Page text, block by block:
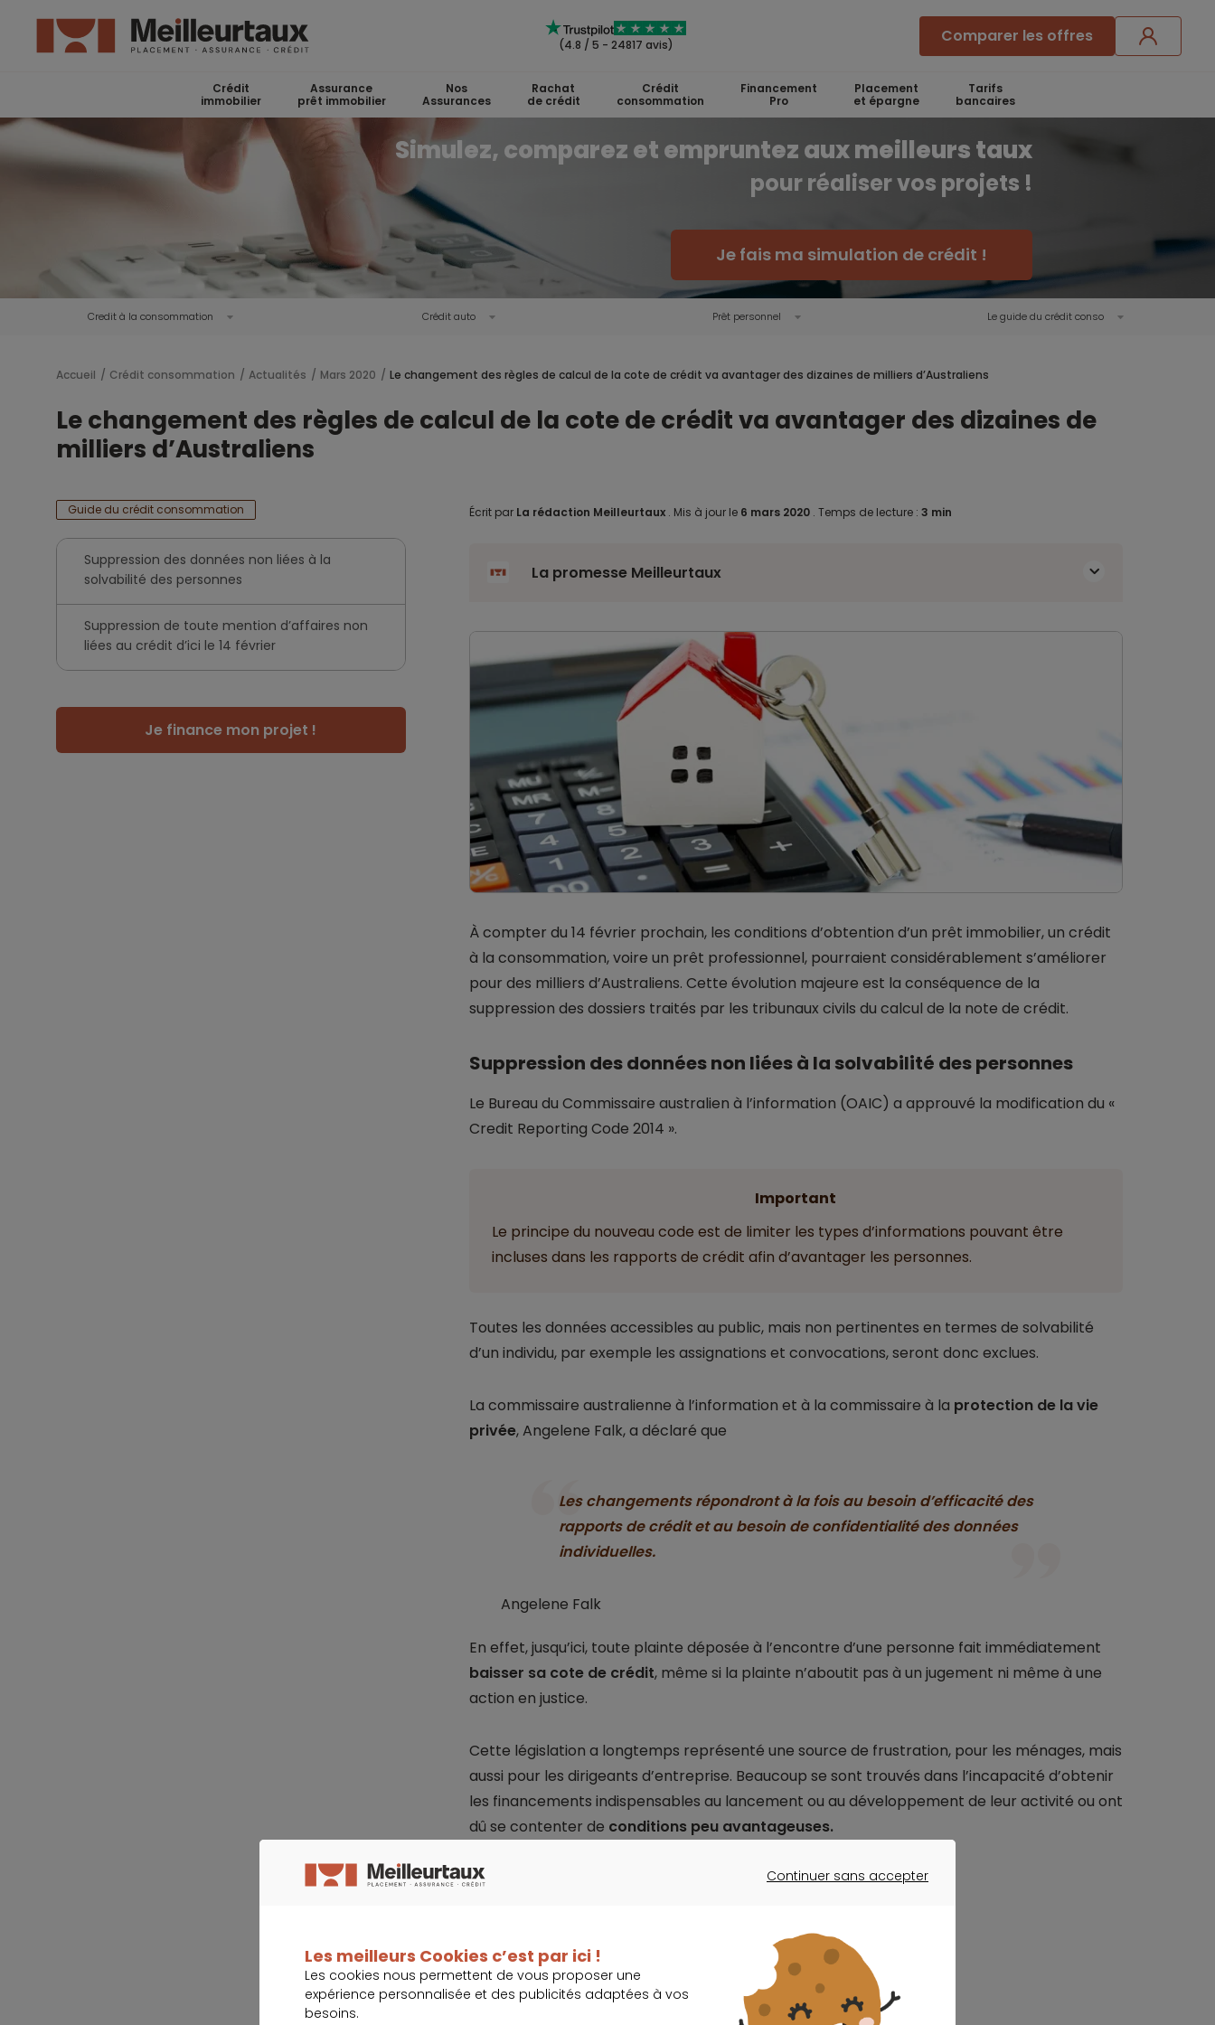
(4.8 / 5 - 24817 avis) Comparer les offres
Crédit
immobilier
Assurance
prêt immobilier
Nos
Assurances
Rachat
de crédit
Crédit
consommation
Financement
Pro
Placement
et épargne
Tarifs
bancaires
Simulez, comparez et empruntez aux meilleurs taux
pour réaliser vos projets !
Je fais ma simulation de crédit !
Credit à la consommation Crédit auto Prêt personnel Le guide du crédit conso
Accueil Crédit consommation Actualités Mars 2020 Le changement des règles de calcul de la cote de crédit va avantager des dizaines de milliers d’Australiens
Le changement des règles de calcul de la cote de crédit va avantager des dizaines de
milliers d’Australiens
Guide du crédit consommation
Suppression des données non liées à la
solvabilité des personnes
Suppression de toute mention d’affaires non
liées au crédit d’ici le 14 février
Je finance mon projet !
Écrit par La rédaction Meilleurtaux . Mis à jour le 6 mars 2020 . Temps de lecture : 3 min
La promesse Meilleurtaux
À compter du 14 février prochain, les conditions d’obtention d’un prêt immobilier, un crédit
à la consommation, voire un prêt professionnel, pourraient considérablement s’améliorer
pour des milliers d’Australiens. Cette évolution majeure est la conséquence de la
suppression des dossiers traités par les tribunaux civils du calcul de la note de crédit.
Suppression des données non liées à la solvabilité des personnes
Le Bureau du Commissaire australien à l’information (OAIC) a approuvé la modification du «
Credit Reporting Code 2014 ».
Important
Le principe du nouveau code est de limiter les types d’informations pouvant être
incluses dans les rapports de crédit afin d’avantager les personnes.
Toutes les données accessibles au public, mais non pertinentes en termes de solvabilité
d’un individu, par exemple les assignations et convocations, seront donc exclues.
La commissaire australienne à l’information et à la commissaire à la protection de la vie
privée, Angelene Falk, a déclaré que
Les changements répondront à la fois au besoin d’efficacité des
rapports de crédit et au besoin de confidentialité des données
individuelles.
Angelene Falk
En effet, jusqu’ici, toute plainte déposée à l’encontre d’une personne fait immédiatement
baisser sa cote de crédit, même si la plainte n’aboutit pas à un jugement ni même à une
action en justice.
Cette législation a longtemps représenté une source de frustration, pour les ménages, mais
aussi pour les dirigeants d’entreprise. Beaucoup se sont trouvés dans l’incapacité d’obtenir
les financements indispensables au lancement ou au développement de leur activité ou ont
dû se contenter de conditions peu avantageuses.
Continuer sans accepter
Les meilleurs Cookies c’est par ici !
Les cookies nous permettent de vous proposer une
expérience personnalisée et des publicités adaptées à vos
besoins.